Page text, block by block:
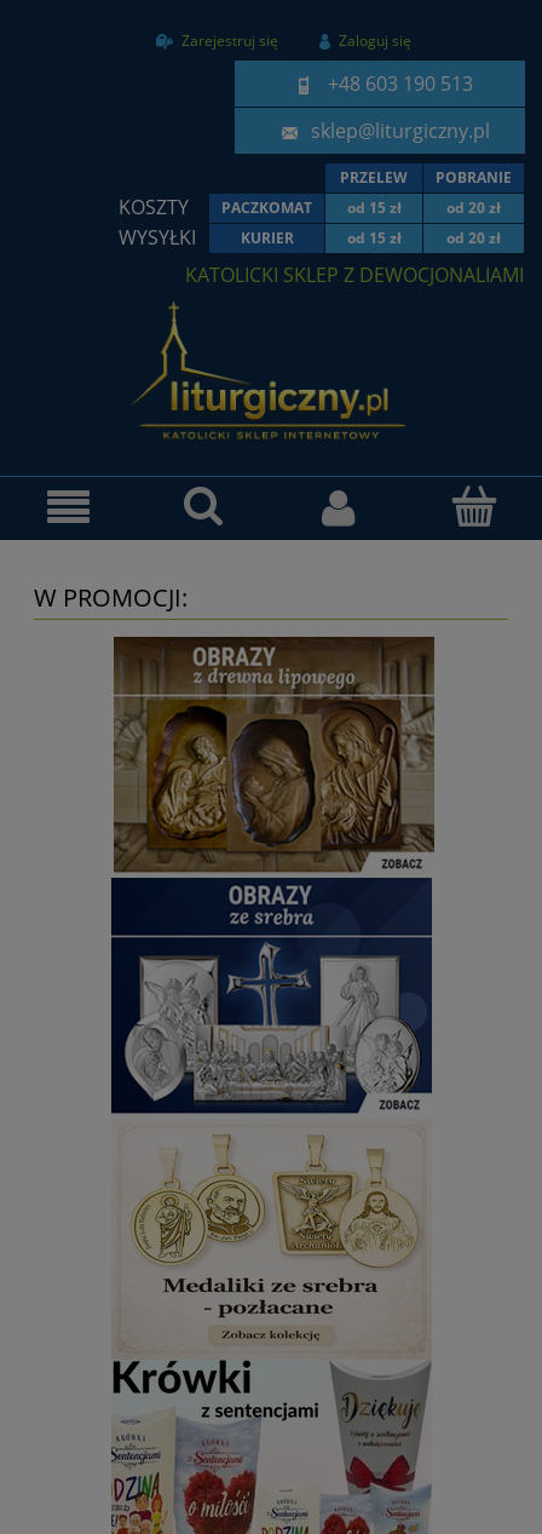
Zarejestruj się Zaloguj się
+48 603 190 513
sklep@liturgiczny.pl
PRZELEW POBRANIE
KOSZTY PACZKOMAT od 15 zł od 20 zł
WYSYŁKI KURIER od 15 zł od 20 zł
KATOLICKI SKLEP Z DEWOCJONALIAMI
W PROMOCJI: